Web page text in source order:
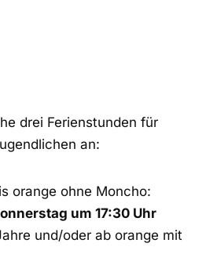
drei Ferienstunden für
an:
orange ohne Moncho:
um 17:30 Uhr
und/oder ab orange mit